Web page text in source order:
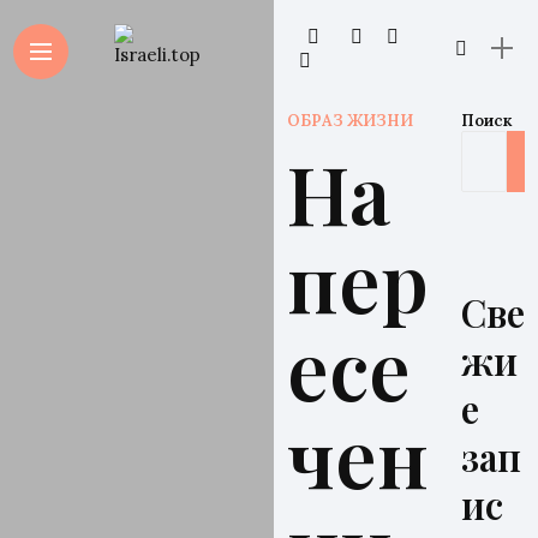
ОБРАЗ ЖИЗНИ
На
пер
есе
чен
Поиск
Све
жи
е
зап
ис